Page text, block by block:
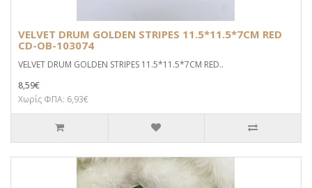
VELVET DRUM GOLDEN STRIPES 11.5*11.5*7CM RED
CD-OB-103074
VELVET DRUM GOLDEN STRIPES 11.5*11.5*7CM RED..
8,59€
Χωρίς ΦΠΑ: 6,93€